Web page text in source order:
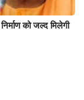
को जल्द मिलेगी